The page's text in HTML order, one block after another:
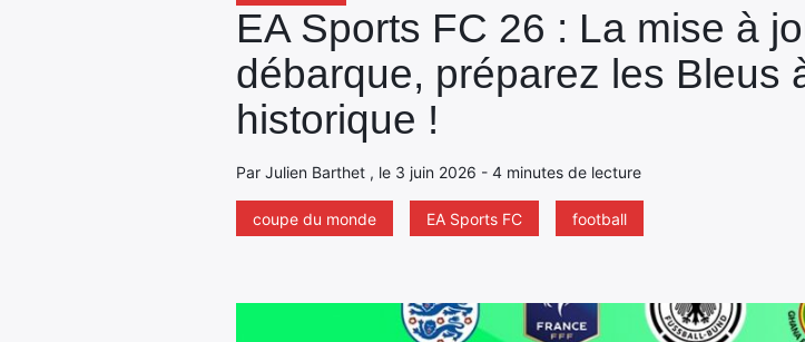
EA Sports FC 26 : La mise à
débarque, préparez les Bleus
historique !
Par Julien Barthet , le 3 juin 2026 - 4 minutes de lecture
coupe du monde EA Sports FC football